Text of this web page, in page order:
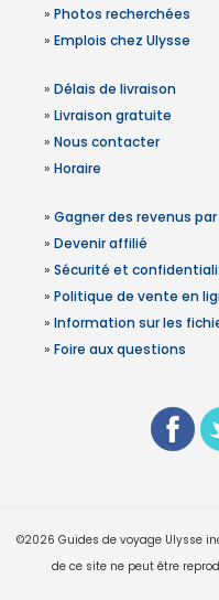
» Photos recherchées
» Emplois chez Ulysse
» Délais de livraison
» Livraison gratuite
» Nous contacter
» Horaire
» Gagner des revenus
» Devenir affilié
» Sécurité et
» Politique de vente en
» Information sur les
» Foire aux questions
©2026 Guides de voyage Ulysse
de ce site ne peut être